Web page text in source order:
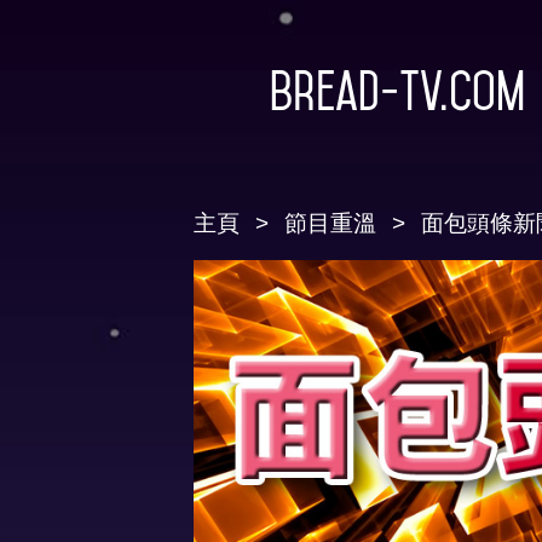
Bread-TV.com
主頁 節目重溫 面包頭條新